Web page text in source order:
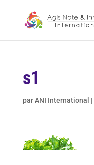
s1
parANI International |